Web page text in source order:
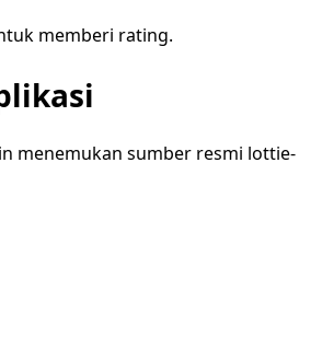
memberi rating.
menemukan sumber resmi lottie-